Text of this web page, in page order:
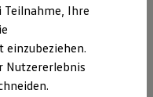
Volkswagen
Teilnahme, Ihre
Nutzererlebnis